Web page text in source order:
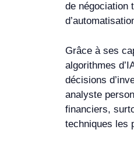
de négociation
Grâce à ses
algorithmes
décisions
analyste
financiers,
techniques les